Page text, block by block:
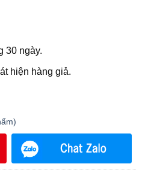
30 ngày.
hiện hàng giả.